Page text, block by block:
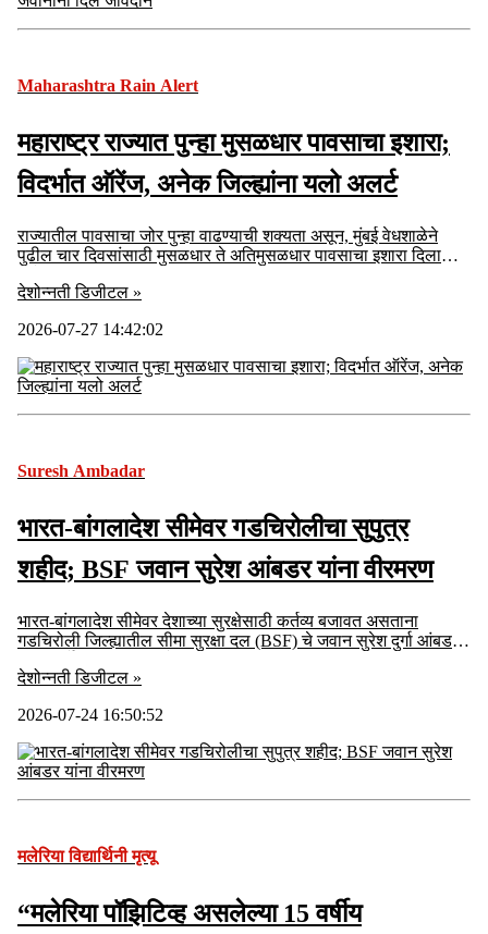
Maharashtra Rain Alert
महाराष्ट्र राज्यात पुन्हा मुसळधार पावसाचा इशारा;
विदर्भात ऑरेंज, अनेक जिल्ह्यांना यलो अलर्ट
राज्यातील पावसाचा जोर पुन्हा वाढण्याची शक्यता असून, मुंबई वेधशाळेने
पुढील चार दिवसांसाठी मुसळधार ते अतिमुसळधार पावसाचा इशारा दिला
देशोन्नती डिजीटल »
2026-07-27 14:42:02
Suresh Ambadar
भारत-बांगलादेश सीमेवर गडचिरोलीचा सुपुत्र
शहीद; BSF जवान सुरेश आंबडर यांना वीरमरण
भारत-बांगलादेश सीमेवर देशाच्या सुरक्षेसाठी कर्तव्य बजावत असताना
गडचिरोली जिल्ह्यातील सीमा सुरक्षा दल (BSF) चे जवान सुरेश दुर्गा आंबडर
देशोन्नती डिजीटल »
2026-07-24 16:50:52
मलेरिया विद्यार्थिनी मृत्यू
“मलेरिया पॉझिटिव्ह असलेल्या 15 वर्षीय